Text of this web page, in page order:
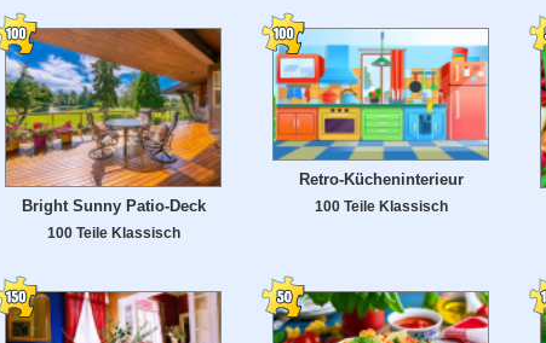
Bright Sunny Patio-Deck
100 Teile Klassisch
Retro-Kücheninterieur
100 Teile Klassisch